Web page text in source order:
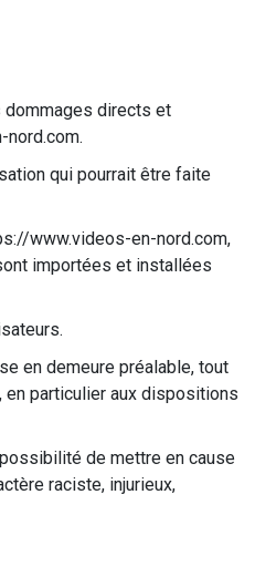
directs et
nord.com.
qui pourrait être faite
www.videos-en-nord.com,
importées et installées
en demeure préalable, tout
en particulier aux dispositions
de mettre en cause
raciste, injurieux,